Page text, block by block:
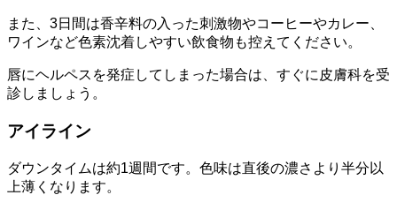
また、3日間は香辛料の入った刺激物やコーヒーやカレー、
ワインなど色素沈着しやすい飲食物も控えてください。
唇にヘルペスを発症してしまった場合は、すぐに皮膚科を受
診しましょう。
アイライン
ダウンタイムは約1週間です。色味は直後の濃さより半分以
上薄くなります。